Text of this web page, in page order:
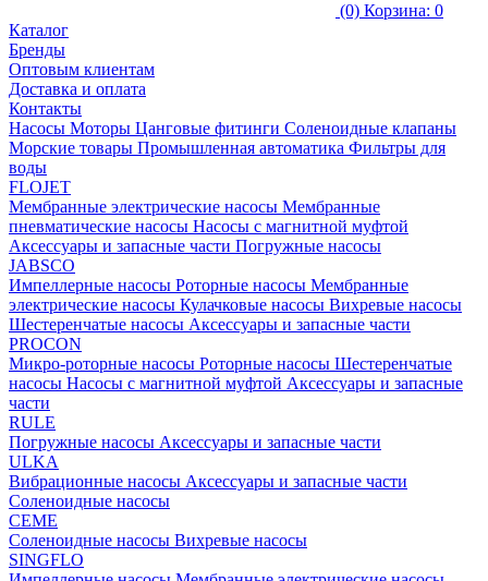
(0) Корзина: 0
Каталог
Бренды
Оптовым клиентам
Доставка и оплата
Контакты
Насосы Моторы Цанговые фитинги Соленоидные клапаны
Морские товары Промышленная автоматика Фильтры для
воды
FLOJET
Мембранные электрические насосы Мембранные
пневматические насосы Насосы с магнитной муфтой
Аксессуары и запасные части Погружные насосы
JABSCO
Импеллерные насосы Роторные насосы Мембранные
электрические насосы Кулачковые насосы Вихревые насосы
Шестеренчатые насосы Аксессуары и запасные части
PROCON
Микро-роторные насосы Роторные насосы Шестеренчатые
насосы Насосы с магнитной муфтой Аксессуары и запасные
части
RULE
Погружные насосы Аксессуары и запасные части
ULKA
Вибрационные насосы Аксессуары и запасные части
Соленоидные насосы
CEME
Соленоидные насосы Вихревые насосы
SINGFLO